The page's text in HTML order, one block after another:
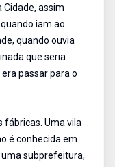
Cidade, assim
iam ao
quando ouvia
que seria
passar para o
fábricas. Uma vila
é conhecida em
subprefeitura,